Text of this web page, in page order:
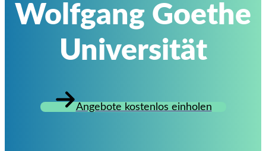
Wolfgang Goethe
Universität
Angebote kostenlos einholen